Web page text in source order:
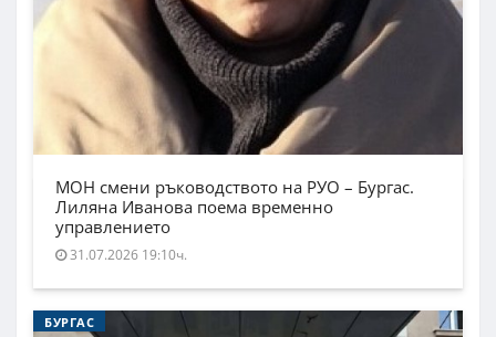
МОН смени ръководството на РУО – Бургас.
Лиляна Иванова поема временно
управлението
31.07.2026 19:10ч.
БУРГАС